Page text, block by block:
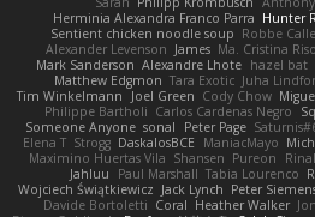
Herminia Alexandra Franco Parra Hunter
Sentient chicken noodle soup Robbe
Alexander Levenson James Ma. Cristina
Mark Sanderson Alexandre Lhote hazel bat
Matthew Edgmon Tara Exotic Juha
Tim Winkelmann
Joel Green Cody Chow
Philippe Bartholi Carlos Cardenas Negro
Someone Anyone sonal Peter Page
Elena T Strogg DaskalosBCE ManiacMayo
Maximino Huertas Vila Shansen Pureon
Jahluu
Paul Marshall Tabia Lourenco
Wojciech Świątkiewicz Jack Lynch Peter
Davide Bortoletti Coral Heather Walker